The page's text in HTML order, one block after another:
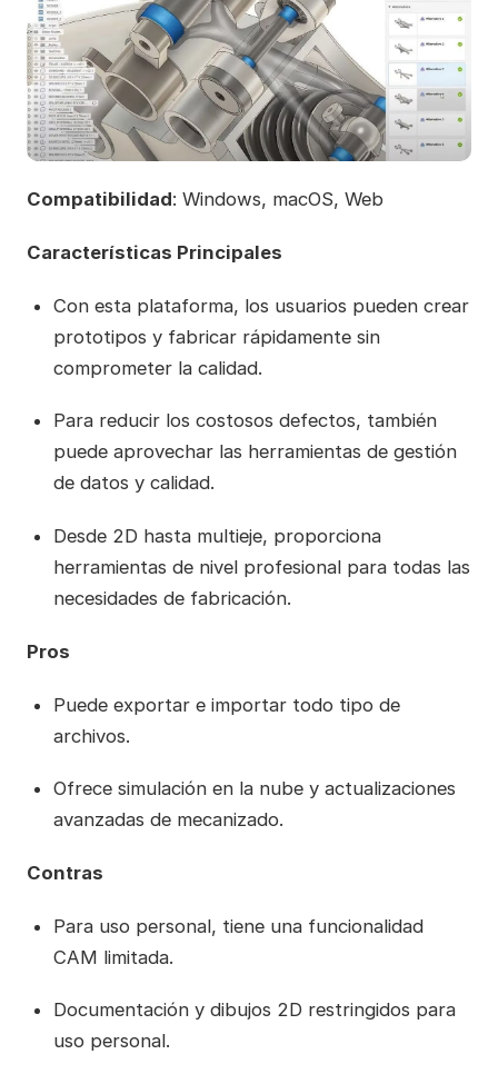
Compatibilidad: Windows, macOS, Web
Características Principales
Con esta plataforma, los usuarios pueden crear
prototipos y fabricar rápidamente sin
comprometer la calidad.
Para reducir los costosos defectos, también
puede aprovechar las herramientas de gestión
de datos y calidad.
Desde 2D hasta multieje, proporciona
herramientas de nivel profesional para todas las
necesidades de fabricación.
Pros
Puede exportar e importar todo tipo de
archivos.
Ofrece simulación en la nube y actualizaciones
avanzadas de mecanizado.
Contras
Para uso personal, tiene una funcionalidad
CAM limitada.
Documentación y dibujos 2D restringidos para
uso personal.